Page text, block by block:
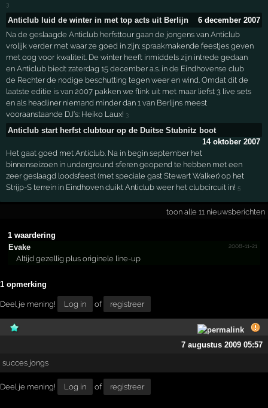
3
Anticlub luid de winter in met top acts uit Berlijn
6 december 2007
Na de geslaagde Anticlub herfsttour gaan de jongens van Anticlub
vrolijk verder met waar ze goed in zijn; spraakmakende feestjes geven
met oog voor kwaliteit. De winter heeft inmiddels zijn intrede gedaan
en Anticlub biedt zaterdag 15 december a.s. in de Eindhovense club
de Rechter de nodige beschutting tegen weer en wind. Omdat dit de
laatste editie is van 2007 pakken we flink uit met maar liefst 3 live sets
en als headliner niemand minder dan 1 van Berlijns meest
vooraanstaande DJ’s: Heiko Laux! 3
Anticlub start herfst clubtour op de Duitse Stubnitz boot
14 oktober 2007
Het gaat goed met Anticlub. Na in begin september het
binnenseizoen in underground sferen geopend te hebben met een
zeer geslaagd loodsfeest (met speciale gast Stewart Walker) op het
Strijp-S terrein in Eindhoven duikt Anticlub weer het clubcircuit in!5
toon alle 11 nieuwsberichten
1 waardering
Evake
2008-11-21
Altijd gezellig plus originele line-up
1 opmerking
Deel je mening! Log in of registreer
7 augustus 2009 05:57
succes jongs
Deel je mening! Log in of registreer